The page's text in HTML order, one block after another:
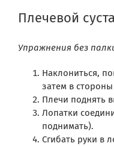
Image
Плечевой
Упражнения без
Наклониться,
затем в
Плечи поднять
Лопатки
поднимать).
Сгибать руки в